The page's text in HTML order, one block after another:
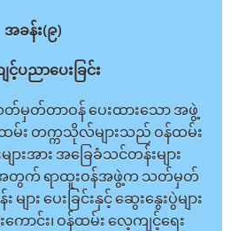
အခန်း(၉)
ပညာပေးခြင်း
မှတ်တာဝန် ပေးထားသော အဖွဲ့
ထမ်း တက္ကသိုလ်များသည် ဝန်ထမ်း
ျားအား အခြေခံသင်တန်းများ
ားအတွက် ရာထူးဝန်အဖွဲ့က သတ်မှတ်
ား ပေးခြင်းနှင့် ဆွေးနွေးပွဲများ
ောင်း၊ ဝန်ထမ်း လေ့ကျင့်ရေး